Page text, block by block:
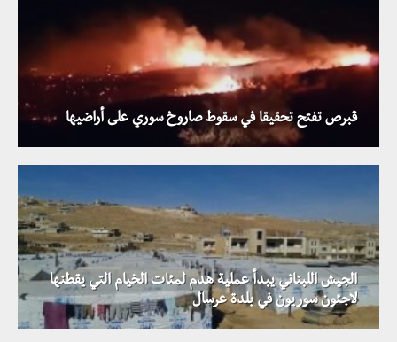
قبرص تفتح تحقيقا في سقوط صاروخ سوري على أراضيها
الجيش اللبناني يبدأ عملية هدم لمئات الخيام التي يقطنها
لاجئون سوريون في بلدة عرسال